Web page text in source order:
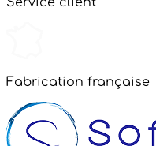
Fabrication française